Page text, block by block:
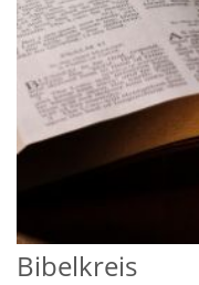
Bibelkreis